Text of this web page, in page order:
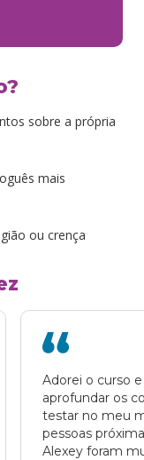
sobre a própria
mais
ou crença
Adorei o curso
aprofundar os
testar no meu
pessoas
Alexey foram